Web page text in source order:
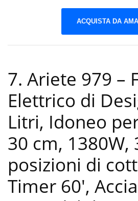
ACQUISTA DA
7. Ariete 979 –
Elettrico di
Litri, Idoneo
30 cm, 1380W,
posizioni di
Timer 60′,